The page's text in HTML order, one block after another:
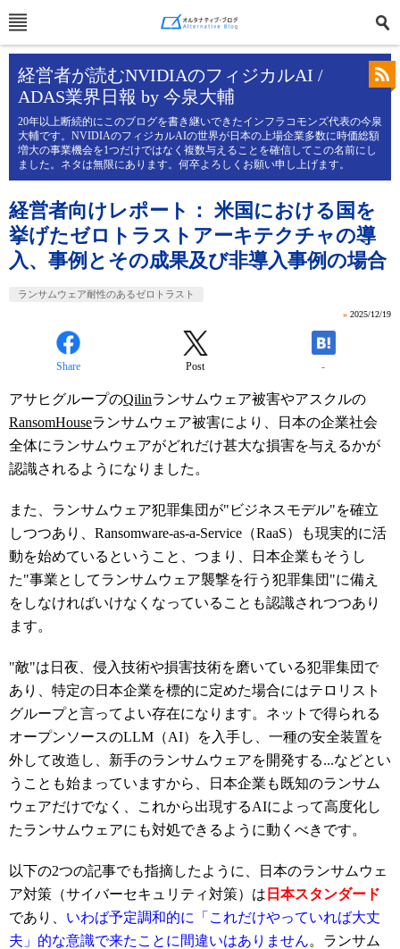
経営者が読むNVIDIAのフィジカルAI /
ADAS業界日報 by 今泉大輔
20年以上断続的にこのブログを書き継いできたインフラコモンズ代表の今泉
大輔です。NVIDIAのフィジカルAIの世界が日本の上場企業多数に時価総額
増大の事業機会を1つだけではなく複数与えることを確信してこの名前にし
ました。ネタは無限にあります。何卒よろしくお願い申し上げます。
経営者向けレポート： 米国における国を
挙げたゼロトラストアーキテクチャの導
入、事例とその成果及び非導入事例の場合
ランサムウェア耐性のあるゼロトラスト
» 2025/12/19
Share Post -
アサヒグループのQilinランサムウェア被害やアスクルの
RansomHouseランサムウェア被害により、日本の企業社会
全体にランサムウェアがどれだけ甚大な損害を与えるかが
認識されるようになりました。
また、ランサムウェア犯罪集団が"ビジネスモデル"を確立
しつつあり、Ransomware-as-a-Service（RaaS）も現実的に活
動を始めているということ、つまり、日本企業もそうし
た"事業としてランサムウェア襲撃を行う犯罪集団"に備え
をしなければいけなくなっていることも認識されつつあり
ます。
"敵"は日夜、侵入技術や損害技術を磨いている犯罪集団で
あり、特定の日本企業を標的に定めた場合にはテロリスト
グループと言ってよい存在になります。ネットで得られる
オープンソースのLLM（AI）を入手し、一種の安全装置を
外して改造し、新手のランサムウェアを開発する...などとい
うことも始まっていますから、日本企業も既知のランサム
ウェアだけでなく、これから出現するAIによって高度化し
たランサムウェアにも対処できるように動くべきです。
以下の2つの記事でも指摘したように、日本のランサムウェ
ア対策（サイバーセキュリティ対策）は 日本スタンダード
であり、 いわば予定調和的に「これだけやっていれば大丈
夫」的な意識で来たことに間違いはありません。ランサム